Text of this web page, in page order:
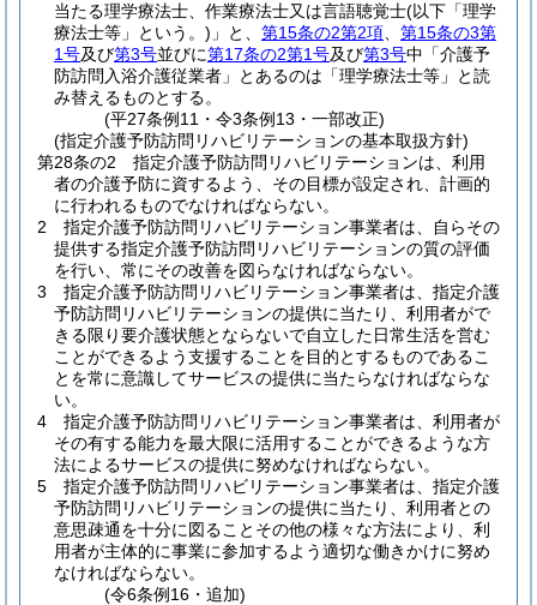
当たる理学療法士、作業療法士又は言語聴覚士(以下「理学
療法士等」という。) 」と、 第15条の2第2項
第15条の3第
1号及び第3号並びに第17条の2第1号及び第3号中「介護予
防訪問入浴介護従業者」とあるのは「理学療法士等」と読
み替えるものとする。
(平27条例11・令3条例13・一部改正)
(指定介護予防訪問リハビリテーションの基本取扱方針)
第28条の2
指定介護予防訪問リハビリテーションは、利用
者の介護予防に資するよう、その目標が設定され、計画的
に行われるものでなければならない。
2
指定介護予防訪問リハビリテーション事業者は、自らその
提供する指定介護予防訪問リハビリテーションの質の評価
を行い、常にその改善を図らなければならない。
3
指定介護予防訪問リハビリテーション事業者は、指定介護
予防訪問リハビリテーションの提供に当たり、利用者がで
きる限り要介護状態とならないで自立した日常生活を営む
ことができるよう支援することを目的とするものであるこ
とを常に意識してサービスの提供に当たらなければならな
い。
4
指定介護予防訪問リハビリテーション事業者は、利用者が
その有する能力を最大限に活用することができるような方
法によるサービスの提供に努めなければならない。
5
指定介護予防訪問リハビリテーション事業者は、指定介護
予防訪問リハビリテーションの提供に当たり、利用者との
意思疎通を十分に図ることその他の様々な方法により、利
用者が主体的に事業に参加するよう適切な働きかけに努め
なければならない。
(令6条例16・追加)